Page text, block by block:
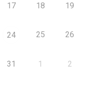
17 18 19
24 25 26
31 1 2